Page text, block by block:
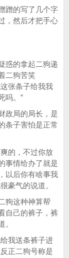
蹭的写了几个字
，然后才把手心
惑的拿起二狗递
二狗苦笑
张条子给我我
吗。”
政局的局长，是
条子害怕是正常
的，不过你放
事情给办了就是
以后你有啥事我
豪气的说道。
狗这种神算帮
自己的裤子，裤
。
我送条裤子进
正二狗号称是